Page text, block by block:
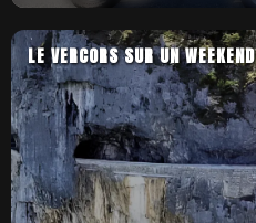
LE VERCORS SUR UN WEEKEND